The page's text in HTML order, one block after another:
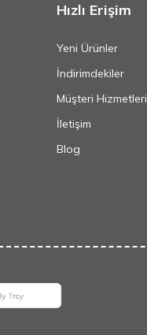
Hızlı Erişim
Yeni Ürünler
İndirimdekiler
Müşteri Hizmetleri
İletişim
Blog